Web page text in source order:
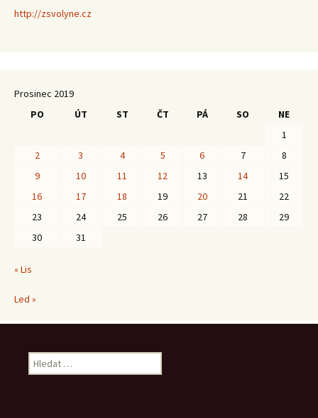
http://zsvolyne.cz
Prosinec 2019
PO
ÚT ST ČT PÁ SO
NE
1
2
3 4 5 6 7
8
9
10 11 12 13 14
15
16
17 18 19 20 21
22
23
24 25 26 27 28
29
30
31
« Lis
Led »
Vyhledávání